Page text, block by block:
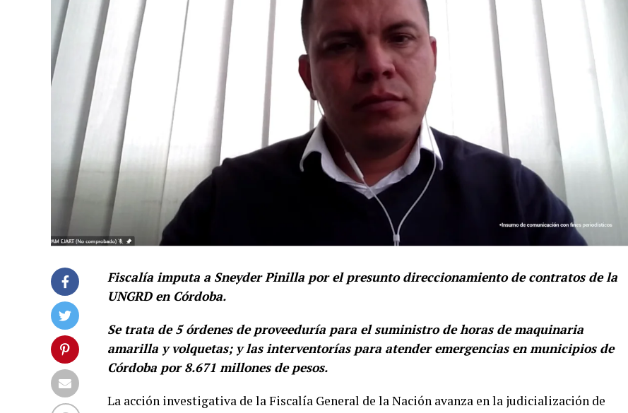
Fiscalía imputa a Sneyder Pinilla por el presunto direccionamiento de contratos de la
UNGRD en Córdoba.
Se trata de 5 órdenes de proveeduría para el suministro de horas de maquinaria
amarilla y volquetas; y las interventorías para atender emergencias en municipios de
Córdoba por 8.671 millones de pesos.
La acción investigativa de la Fiscalía General de la Nación avanza en la judicialización de